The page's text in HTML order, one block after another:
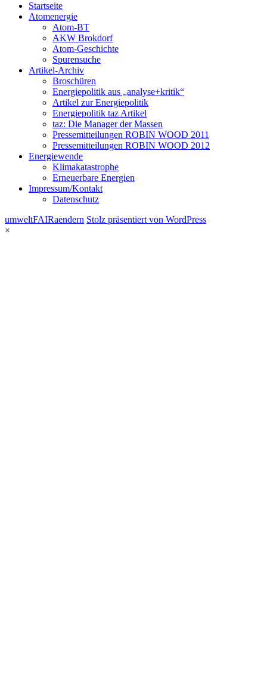
Startseite
Atomenergie
Atom-BT
AKW Brokdorf
Atom-Geschichte
Spurensuche
Artikel-Archiv
Broschüren
Energiepolitik aus „analyse+kritik“
Artikel zur Energiepolitik
Energiepolitik taz Artikel
taz: Die Manager der Massen
Pressemitteilungen ROBIN WOOD 2011
Pressemitteilungen ROBIN WOOD 2012
Energiewende
Klimakatastrophe
Erneuerbare Energien
Impressum/Kontakt
Datenschutz
umweltFAIRaendern Stolz präsentiert von WordPress
×